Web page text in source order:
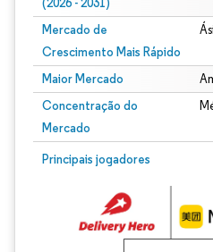
Mercado de
Crescimento Mais Rápido
Maior Mercado
Concentração do
Mercado
Principais jogadores
Imagem © Mordor Intelligence. O